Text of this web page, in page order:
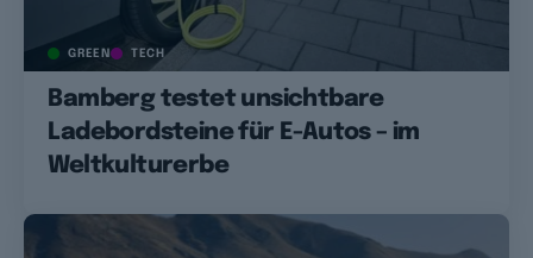
GREEN TECH
Bamberg testet unsichtbare
Ladebordsteine für E-Autos – im
Weltkulturerbe